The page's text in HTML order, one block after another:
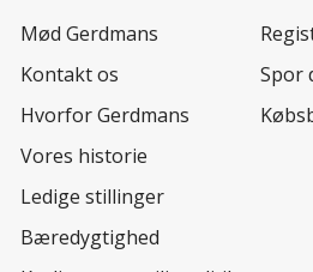
Mød Gerdmans
Kontakt os
Hvorfor Gerdmans
Vores historie
Ledige stillinger
Bæredygtighed
Spor